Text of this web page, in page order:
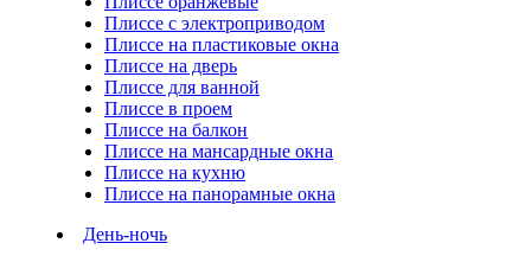
Плиссе с электроприводом
Плиссе на пластиковые окна
Плиссе на дверь
Плиссе для ванной
Плиссе в проем
Плиссе на балкон
Плиссе на мансардные окна
Плиссе на кухню
Плиссе на панорамные окна
День-ночь